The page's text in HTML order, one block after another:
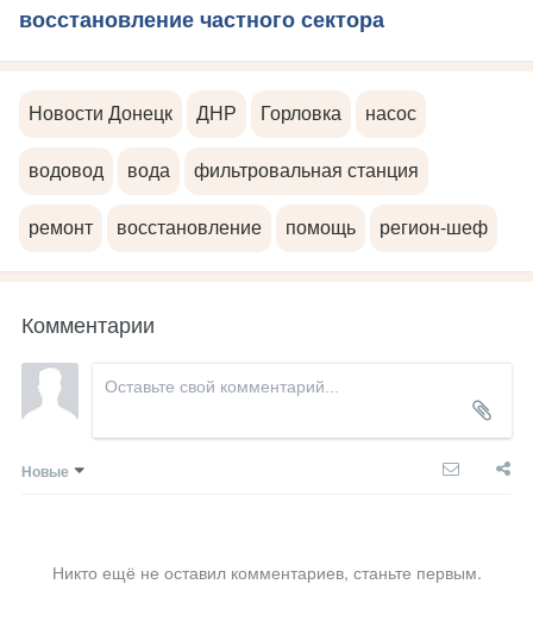
восстановление частного сектора
Новости Донецк ДНР Горловка насос
водовод вода фильтровальная станция
ремонт восстановление помощь регион-шеф
Комментарии
Новые
Никто ещё не оставил комментариев, станьте первым.